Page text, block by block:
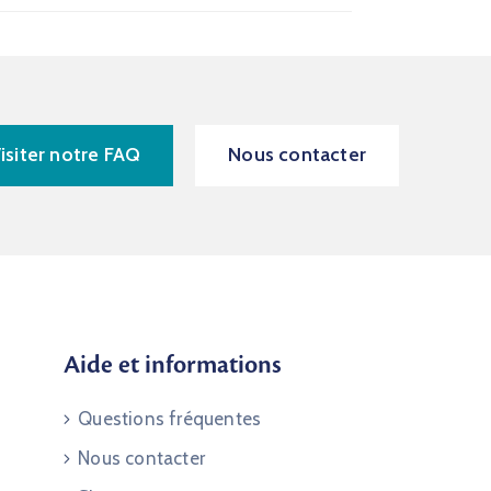
notre FAQ Nous contacter
Aide et informations
Questions fréquentes
Nous contacter